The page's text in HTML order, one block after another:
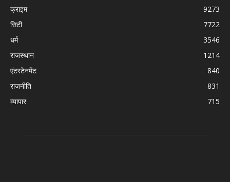
क्राइम
9273
सिटी
7722
धर्म
3546
राजस्थान
1214
एंटरटेनमेंट
840
राजनीति
831
व्यापार
715